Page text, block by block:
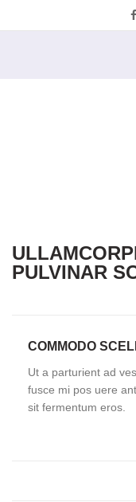
PULVINAR
COMMODO
Ut a parturient ad
fusce mi pos uere
sit fermentum eros.